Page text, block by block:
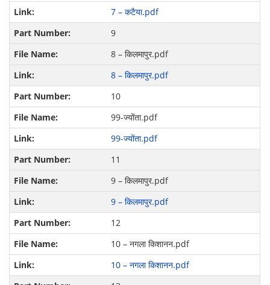
7 – कटैया.pdf
9
8 – किलमापुर.pdf
8 – किलमापुर.pdf
10
99-ज्योंता.pdf
99-ज्योंता.pdf
11
9 – किलमापुर.pdf
9 – किलमापुर.pdf
12
10 – नगला किशानन.pdf
10 – नगला किशानन.pdf